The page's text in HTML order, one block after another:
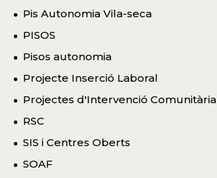
Pis Autonomia Vila-seca
PISOS
Pisos autonomia
Projecte Inserció Laboral
Projectes d'Intervenció Comunitària
RSC
SIS i Centres Oberts
SOAF